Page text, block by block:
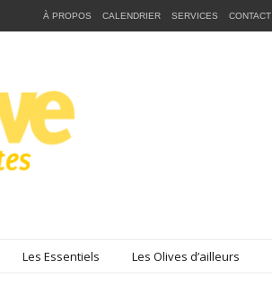
Les Essentiels Les Olives d’ailleurs
À PROPOS CALENDRIER SERVICES CONTACT